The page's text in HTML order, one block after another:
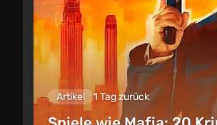
Artikel 1 Tag zurück